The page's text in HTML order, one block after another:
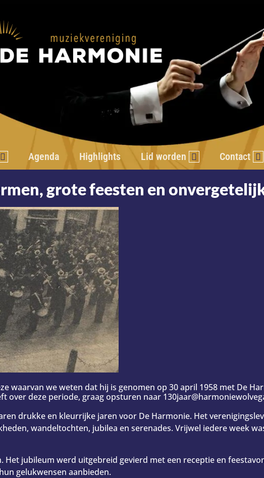
Agenda Highlights Lid worden Contact
grote feesten en
waarvan we weten dat hij is genomen op 30 april 1958 met De
over deze periode, graag opsturen naar
drukke en kleurrijke jaren voor De Harmonie. Het
wandeltochten, jubilea en serenades. Vrijwel iedere week
Het jubileum werd uitgebreid gevierd met een receptie en
gelukwensen aanbieden.